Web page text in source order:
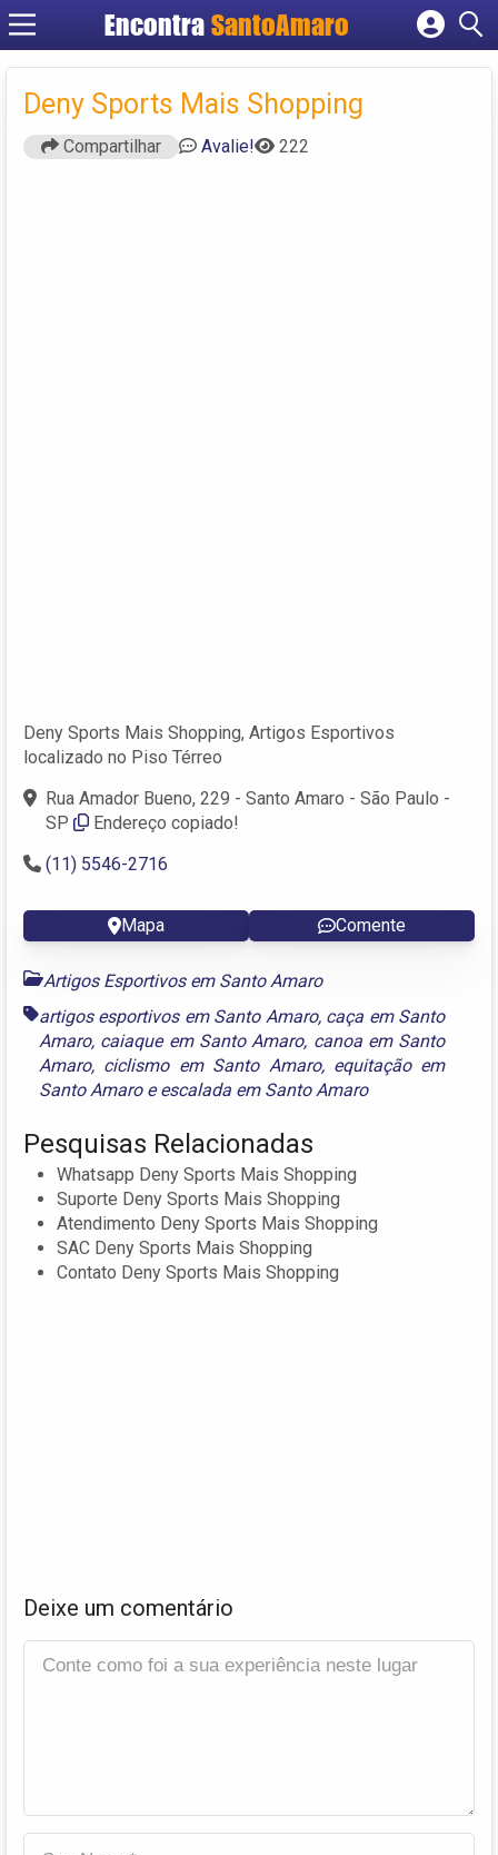
Encontra SantoAmaro
Cadastrar empresa
Criar conta
Deny Sports Mais Shopping
Compartilhar Avalie! 222
Deny Sports Mais Shopping, Artigos Esportivos
localizado no Piso Térreo
Rua Amador Bueno, 229 - Santo Amaro - São Paulo -
SP
Endereço copiado!
(11) 5546-2716
Mapa Comente
Artigos Esportivos em Santo Amaro
artigos esportivos em Santo Amaro, caça em Santo
Amaro, caiaque em Santo Amaro, canoa em Santo
Amaro, ciclismo em Santo Amaro, equitação em
Santo Amaroeescalada em Santo Amaro
Pesquisas Relacionadas
Whatsapp Deny Sports Mais Shopping
Suporte Deny Sports Mais Shopping
Atendimento Deny Sports Mais Shopping
SAC Deny Sports Mais Shopping
Contato Deny Sports Mais Shopping
Deixe um comentário